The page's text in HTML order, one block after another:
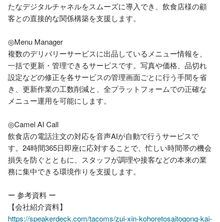
たなデジタルチャネルをスムーズに導入でき、飲食店様の顧
客との直接的な関係構築を支援します。
◎Menu Manager
複数のデリバリーサービスに出品しているメニュー情報を、
一括で更新・管理できるサービスです。写真や価格、品切れ
設定などの修正を各サービスの管理画面ごとに行う手間を省
き、更新作業の工数削減と、全プラットフォームでの正確な
メニュー運用を可能にします。
◎Camel AI Call
飲食店の電話注文の対応を音声AIが自動で行うサービスで
す。24時間365日即座に応対することで、忙しい時間帯の機会
損失を防ぐとともに、スタッフが調理や接客などの本来の業
務に集中できる環境作りを支援します。
ー 参考資料 ー
https://speakerdeck.com/tacoms/zui-xin-kohoretosaitogong-kai-